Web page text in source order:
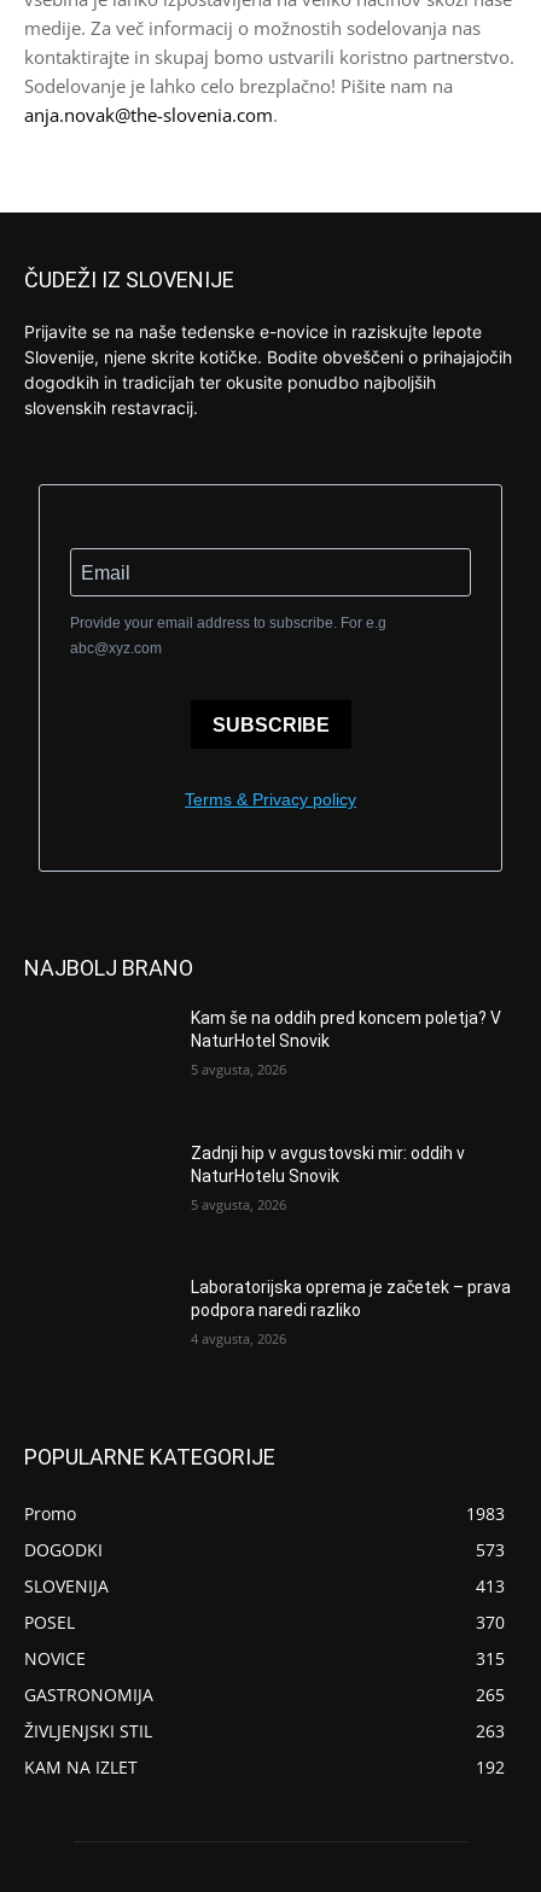
medije. Za več informacij o možnostih sodelovanja nas
kontaktirajte in skupaj bomo ustvarili koristno partnerstvo.
Sodelovanje je lahko celo brezplačno! Pišite nam na
anja.novak@the-slovenia.com.
ČUDEŽI IZ SLOVENIJE
Prijavite se na naše tedenske e-novice in raziskujte lepote
Slovenije, njene skrite kotičke. Bodite obveščeni o prihajajočih
dogodkih in tradicijah ter okusite ponudbo najboljših
slovenskih restavracij.
Provide your email address to subscribe. For e.g
abc@xyz.com
SUBSCRIBE
Terms & Privacy policy
NAJBOLJ BRANO
Kam še na oddih pred koncem poletja? V
NaturHotel Snovik
5 avgusta, 2026
Zadnji hip v avgustovski mir: oddih v
NaturHotelu Snovik
5 avgusta, 2026
Laboratorijska oprema je začetek – prava
podpora naredi razliko
4 avgusta, 2026
POPULARNE KATEGORIJE
Promo
1983
DOGODKI
573
SLOVENIJA
413
POSEL
370
NOVICE
315
GASTRONOMIJA
265
ŽIVLJENJSKI STIL
263
KAM NA IZLET
192